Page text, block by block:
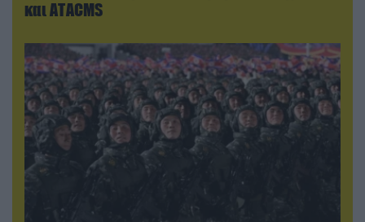
και ΑΤΑCMS